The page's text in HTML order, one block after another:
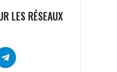
LES RÉSEAUX